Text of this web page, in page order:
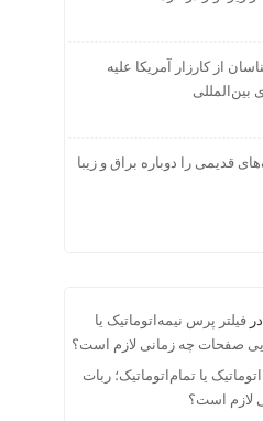
از کارزار آمریکا علیه
بین‌المللی
قدیمی را دوباره براق و زیبا
در فیلتر پرس نیمه‌اتوماتیک یا
صفحات چه زمانی لازم است؟
یا تمام‌اتوماتیک؛ ربات
لازم است؟